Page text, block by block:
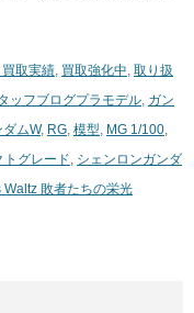
取実績, 買取強化中, 取り扱
ッフブログプラモデル, ガン
ムW, RG, 模型, MG 1/100,
トグレード, シェンロンガンダ
敗者たちの栄光